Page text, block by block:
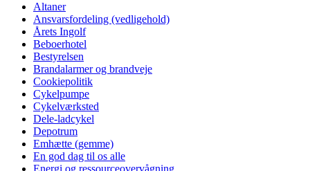
Altaner
Ansvarsfordeling (vedligehold)
Årets Ingolf
Beboerhotel
Bestyrelsen
Brandalarmer og brandveje
Cookiepolitik
Cykelpumpe
Cykelværksted
Dele-ladcykel
Depotrum
Emhætte (gemme)
En god dag til os alle